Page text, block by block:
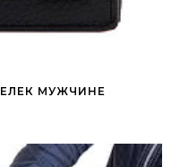
МУЖЧИНЕ